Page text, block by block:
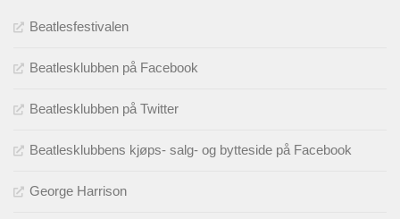
Beatlesfestivalen
Beatlesklubben på Facebook
Beatlesklubben på Twitter
Beatlesklubbens kjøps- salg- og bytteside på Facebook
George Harrison